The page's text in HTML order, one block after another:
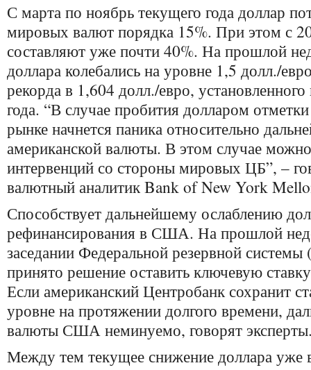
С марта по ноябрь текущего года доллар
мировых валют порядка 15%. При этом с
составляют уже почти 40%. На прошлой
доллара колебались на уровне 1,5 долл./
рекорда в 1,604 долл./евро,
года. “В случае пробития долларом
рынке начнется паника относительно
американской валюты. В этом случае
интервенций со стороны мировых ЦБ”, –
валютный аналитик Bank of New York
Способствует дальнейшему ослаблению
рефинансирования в США. На прошлой
заседании Федеральной резервной
принято решение оставить ключевую
Если американский Центробанк сохранит
уровне на протяжении долгого времени,
валюты США неминуемо, говорят
Между тем текущее снижение доллара уже